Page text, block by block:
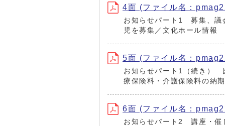
4面 (ファイル名：
お知らせパート1 募集、議
児を募集／文化ホール情報
5面 (ファイル名：
お知らせパート1（続き）
療保険料・介護保険料の納
6面 (ファイル名：
お知らせパート2 講座・催